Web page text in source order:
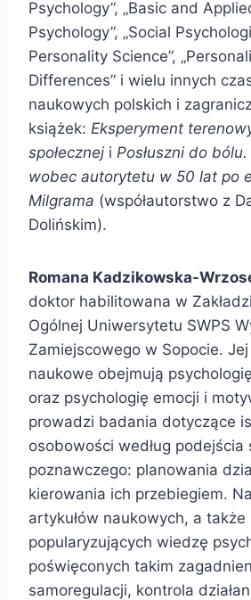
Psychology”, „Basic and
Psychology”, „Social
Personality Science”,
Differences” i wielu innych
naukowych polskich i
książek: Eksperyment
społecznej i Posłuszni do bólu.
wobec autorytetu w 50 lat po
Milgrama (współautorstwo z
Dolińskim).
Romana Kadzikowska-
doktor habilitowana w
Ogólnej Uniwersytetu SWPS
Zamiejscowego w Sopocie.
naukowe obejmują
oraz psychologię emocji i
prowadzi badania dotyczące
osobowości według podejścia
poznawczego: planowania
kierowania ich przebiegiem.
artykułów naukowych, a także
popularyzujących wiedzę
poświęconych takim
samoregulacji, kontrola